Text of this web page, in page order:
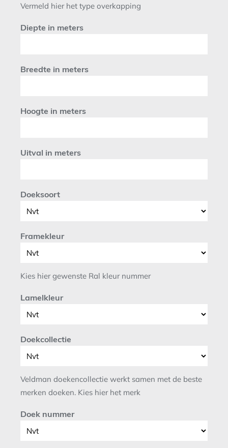
Vermeld hier het type overkapping
Diepte in meters
Breedte in meters
Hoogte in meters
Uitval in meters
Doeksoort
Framekleur
Kies hier gewenste Ral kleur nummer
Lamelkleur
Doekcollectie
Veldman doekencollectie werkt samen met de beste
merken doeken. Kies hier het merk
Doek nummer